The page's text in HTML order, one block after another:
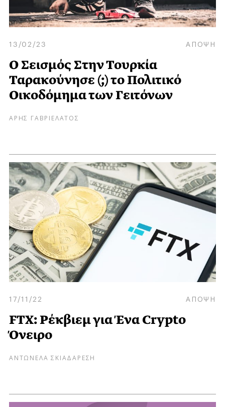
13/02/23 ΑΠΟΨΗ
Ο Σεισμός Στην Τουρκία
Ταρακούνησε (;) το Πολιτικό
Οικοδόμημα των Γειτόνων
ΑΡΗΣ ΓΑΒΡΙΕΛΑΤΟΣ
17/11/22 ΑΠΟΨΗ
FTX: Ρέκβιεμ για Ένα Crypto
Όνειρο
ΑΝΤΩΝΕΛΑ ΣΚΙΑΔΑΡΕΣΗ